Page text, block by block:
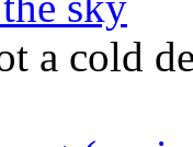
a cold